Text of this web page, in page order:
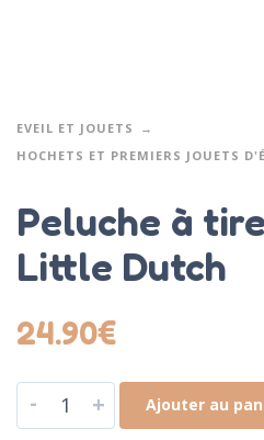
EVEIL ET JOUETS
HOCHETS ET PREMIERS JOUETS
Peluche à
Little Dutch
24.90€
- + Ajouter au